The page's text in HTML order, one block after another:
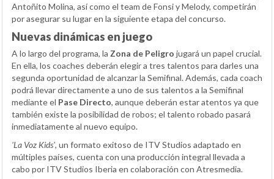
Antoñito Molina, así como el team de Fonsi y Melody, competirán
por asegurar su lugar en la siguiente etapa del concurso.
Nuevas dinámicas en juego
A lo largo del programa, la Zona de Peligro jugará un papel crucial.
En ella, los coaches deberán elegir a tres talentos para darles una
segunda oportunidad de alcanzar la Semifinal. Además, cada coach
podrá llevar directamente a uno de sus talentos a la Semifinal
mediante el Pase Directo, aunque deberán estar atentos ya que
también existe la posibilidad de robos; el talento robado pasará
inmediatamente al nuevo equipo.
'La Voz Kids', un formato exitoso de ITV Studios adaptado en
múltiples países, cuenta con una producción integral llevada a
cabo por ITV Studios Iberia en colaboración con Atresmedia.